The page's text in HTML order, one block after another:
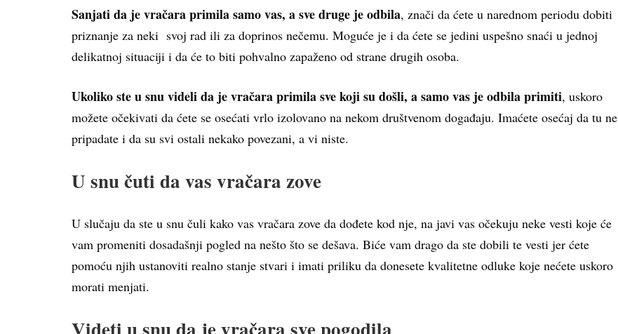
Sanjati da je vračara primila samo vas, a sve druge je odbila, znači da ćete u narednom periodu dobiti
priznanje za neki svoj rad ili za doprinos nečemu. Moguće je i da ćete se jedini uspešno snaći u jednoj
delikatnoj situaciji i da će to biti pohvalno zapaženo od strane drugih osoba.
Ukoliko ste u snu videli da je vračara primila sve koji su došli, a samo vas je odbila primiti, uskoro
možete očekivati da ćete se osećati vrlo izolovano na nekom društvenom događaju. Imaćete osećaj da tu ne
pripadate i da su svi ostali nekako povezani, a vi niste.
U snu čuti da vas vračara zove
U slučaju da ste u snu čuli kako vas vračara zove da dođete kod nje, na javi vas očekuju neke vesti koje će
vam promeniti dosadašnji pogled na nešto što se dešava. Biće vam drago da ste dobili te vesti jer ćete
pomoću njih ustanoviti realno stanje stvari i imati priliku da donesete kvalitetne odluke koje nećete uskoro
morati menjati.